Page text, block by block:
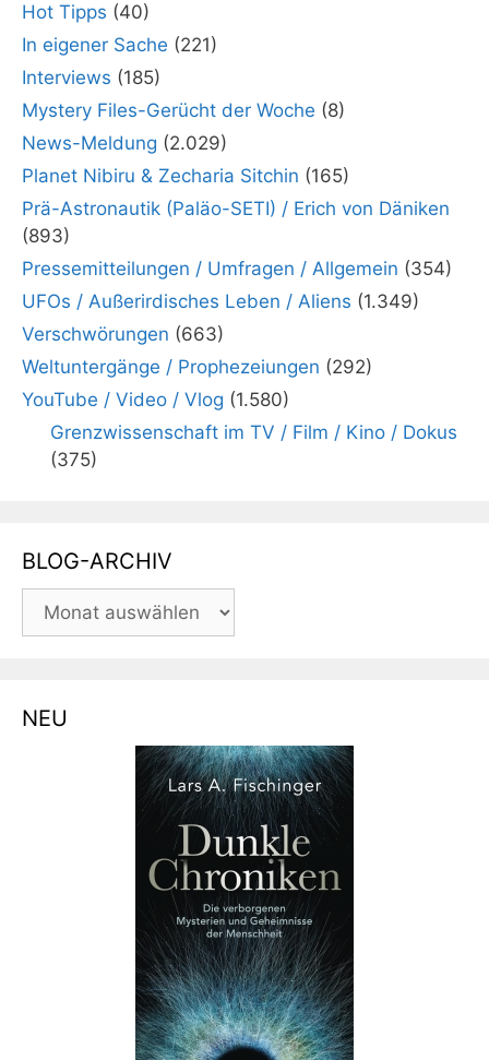
Hot Tipps (40)
In eigener Sache (221)
Interviews (185)
Mystery Files-Gerücht der Woche (8)
News-Meldung (2.029)
Planet Nibiru & Zecharia Sitchin (165)
Prä-Astronautik (Paläo-SETI) / Erich von Däniken
(893)
Pressemitteilungen / Umfragen / Allgemein (354)
UFOs / Außerirdisches Leben / Aliens (1.349)
Verschwörungen (663)
Weltuntergänge / Prophezeiungen (292)
YouTube / Video / Vlog (1.580)
Grenzwissenschaft im TV / Film / Kino / Dokus
(375)
BLOG-ARCHIV
BLOG-
NEU